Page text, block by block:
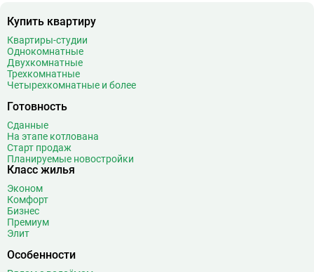
Купить квартиру
Квартиры-студии
Однокомнатные
Двухкомнатные
Трехкомнатные
Четырехкомнатные и более
Готовность
Сданные
На этапе котлована
Старт продаж
Планируемые новостройки
Класс жилья
Эконом
Комфорт
Бизнес
Премиум
Элит
Особенности